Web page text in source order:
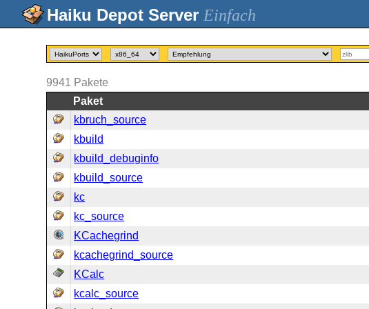
Einfach
9941 Pakete
Paket
kbruch_source
kbuild
kbuild_debuginfo
kbuild_source
kc
kc_source
KCachegrind
kcachegrind_source
KCalc
kcalc_source